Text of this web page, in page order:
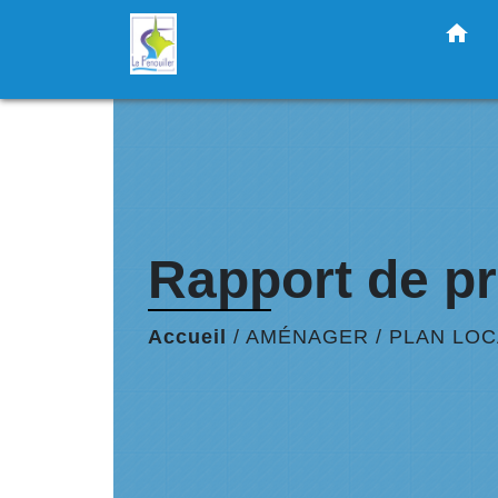
home
Rapport de
Accueil / AMÉNAGER / PLAN